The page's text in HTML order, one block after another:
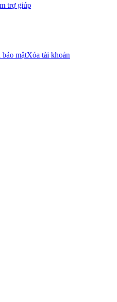
trợ giúp
bảo mậtXóa tài khoản